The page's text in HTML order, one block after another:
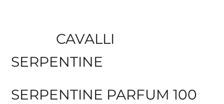
CAVALLI
SERPENTINE
SERPENTINE PARFUM 100